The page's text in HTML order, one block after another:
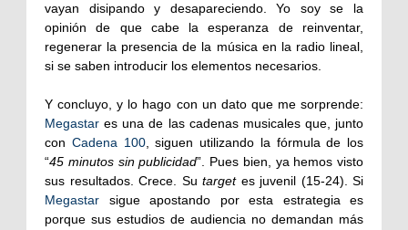
vayan disipando y desapareciendo. Yo soy se la
opinión de que cabe la esperanza de reinventar,
regenerar la presencia de la música en la radio lineal,
si se saben introducir los elementos necesarios.
Y concluyo, y lo hago con un dato que me sorprende:
Megastar es una de las cadenas musicales que, junto
con Cadena 100, siguen utilizando la fórmula de los
“45 minutos sin publicidad”. Pues bien, ya hemos visto
sus resultados. Crece. Su targetes juvenil (15-24). Si
Megastar sigue apostando por esta estrategia es
porque sus estudios de audiencia no demandan más